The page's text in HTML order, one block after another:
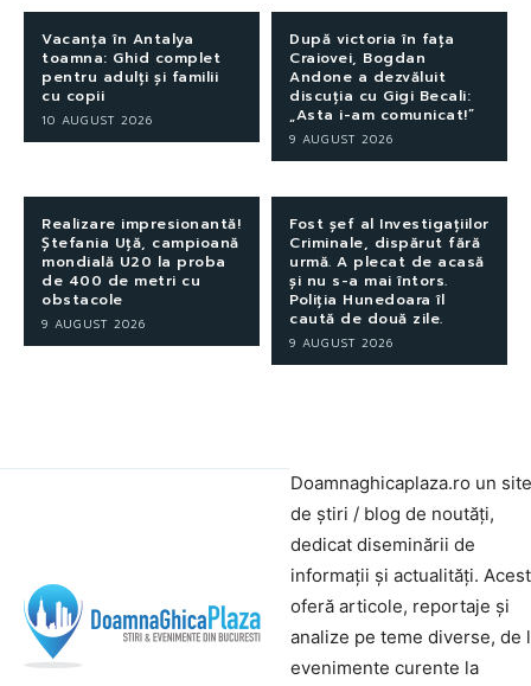
Vacanța în Antalya
toamna: Ghid complet
pentru adulți și familii
cu copii
10 AUGUST 2026
După victoria în fața
Craiovei, Bogdan
Andone a dezvăluit
discuția cu Gigi Becali:
„Asta i-am comunicat!”
9 AUGUST 2026
Realizare impresionantă!
Ștefania Uță, campioană
mondială U20 la proba
de 400 de metri cu
obstacole
9 AUGUST 2026
Fost șef al Investigațiilor
Criminale, dispărut fără
urmă. A plecat de acasă
și nu s-a mai întors.
Poliția Hunedoara îl
caută de două zile.
9 AUGUST 2026
Doamnaghicaplaza.ro un site
de știri / blog de noutăți,
dedicat diseminării de
informații și actualități.
oferă articole, reportaje și
analize pe teme diverse, de
evenimente curente la